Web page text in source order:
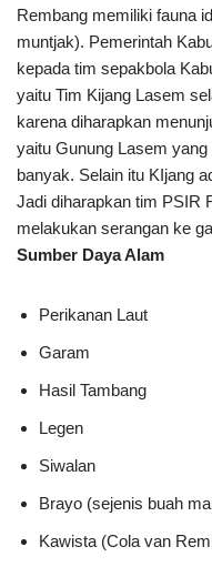
Rembang memiliki fauna
muntjak). Pemerintah
kepada tim sepakbola
yaitu Tim Kijang Lasem
karena diharapkan
yaitu Gunung Lasem
banyak. Selain itu KIjang
Jadi diharapkan tim PSIR
melakukan serangan ke
Sumber Daya Alam
Perikanan Laut
Garam
Hasil Tambang
Legen
Siwalan
Brayo (sejenis buah
Kawista (Cola van